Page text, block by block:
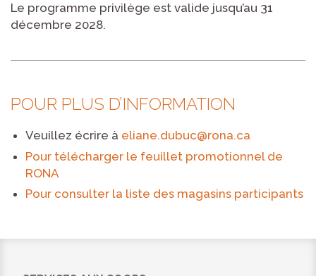
Le programme privilège est valide jusqu’au 31
décembre 2028.
POUR PLUS D’INFORMATION
Veuillez écrire à eliane.dubuc@rona.ca
Pour télécharger le feuillet promotionnel de
RONA
Pour consulter la liste des magasins participants